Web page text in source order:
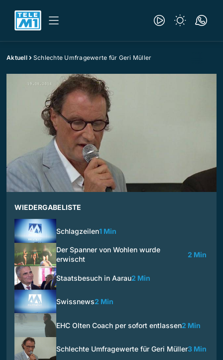
Aktuell Schlechte Umfragewerte für Geri Müller
WIEDERGABELISTE
Schlagzeilen1 Min
Der Spanner von Wohlen wurde
erwischt
2 Min
Staatsbesuch in Aarau2 Min
Swissnews2 Min
EHC Olten Coach per sofort entlassen2 Min
Schlechte Umfragewerte für Geri Müller3 Min